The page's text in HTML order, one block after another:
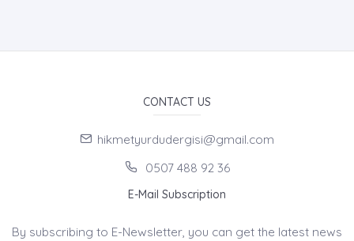
CONTACT US
hikmetyurdudergisi@gmail.com
0507 488 92 36
E-Mail Subscription
By subscribing to E-Newsletter, you can get the latest news